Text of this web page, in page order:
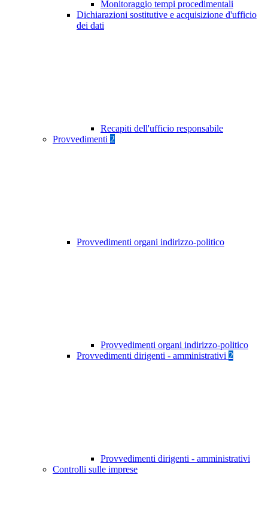
Monitoraggio tempi procedimentali
Dichiarazioni sostitutive e acquisizione d'ufficio
dei dati
Recapiti dell'ufficio responsabile
Provvedimenti 2
Provvedimenti organi indirizzo-politico
Provvedimenti organi indirizzo-politico
Provvedimenti dirigenti - amministrativi 2
Provvedimenti dirigenti - amministrativi
Controlli sulle imprese